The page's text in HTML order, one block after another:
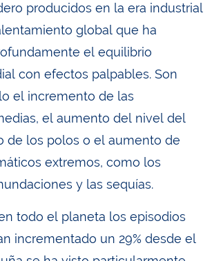
producidos en la era industrial
global que ha
el equilibrio
con efectos palpables. Son
el incremento de las
el aumento del nivel del
de los polos o el aumento de
extremos, como los
y las sequías.
todo el planeta los episodios
incrementado un 29% desde el